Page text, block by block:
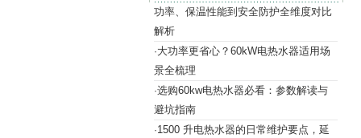
功率、保温性能到安全防护全维度对比
解析
·大功率更省心？60kW电热水器适用场
景全梳理
·选购60kw电热水器必看：参数解读与
避坑指南
·1500 升电热水器的日常维护要点，延